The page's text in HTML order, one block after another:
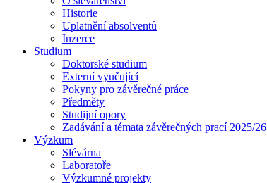
Historie
Uplatnění absolventů
Inzerce
Studium
Doktorské studium
Externí vyučující
Pokyny pro závěrečné práce
Předměty
Studijní opory
Zadávání a témata závěrečných prací 2025/26
Výzkum
Slévárna
Laboratoře
Výzkumné projekty